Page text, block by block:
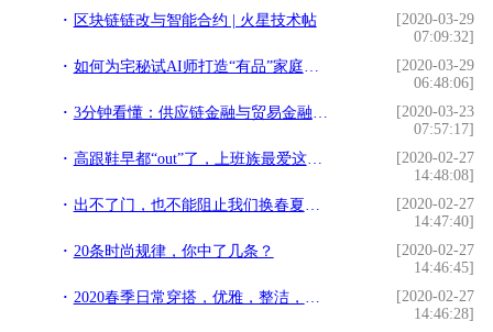
区块链链改与智能合约 | 火星技术帖
[2020-03-29
07:09:32]
如何为宅秘试AI师打造“有品”家庭？看看我们怎么做
[2020-03-29
06:48:06]
3分钟看懂：供应链金融与贸易金融、商业保理、区块链...的关系
[2020-03-23
07:57:17]
高跟鞋早都“out”了，上班族最爱这几双鞋，舒适时髦还不累脚
[2020-02-27
14:48:08]
出不了门，也不能阻止我们换春夏新包
[2020-02-27
14:47:40]
20条时尚规律，你中了几条？
[2020-02-27
14:46:45]
2020春季日常穿搭，优雅，整洁，大方利索，好评率最高
[2020-02-27
14:46:28]